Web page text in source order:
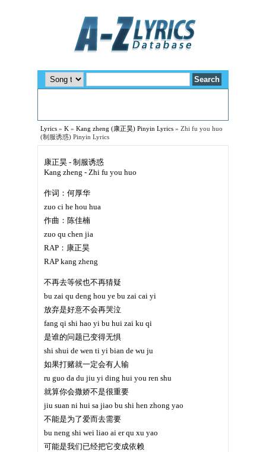
Lyrics » K » Kang zheng (康正昊) Pinyin Lyrics » Zhi fu you huo
(制服诱惑) Pinyin Lyrics
康正昊 - 制服诱惑
Kang zheng - Zhi fu you huo
作词：何厚华
zuo ci he hou hua
作曲：陈佳楠
zuo qu chen jia
RAP：康正昊
RAP kang zheng
不再去等候也不再猜疑
bu zai qu deng hou ye bu zai cai yi
放弃是好意不会再哭泣
fang qi shi hao yi bu hui zai ku qi
是谁的问题已变得无惧
shi shui de wen ti yi bian de wu ju
如果打赌就一定会有人输
ru guo da du jiu yi ding hui you ren shu
就算你会撒娇不是很重要
jiu suan ni hui sa jiao bu shi hen zhong yao
不能是为了爱而去需要
bu neng shi wei liao ai er qu xu yao
可能是我们已经把它变成依赖